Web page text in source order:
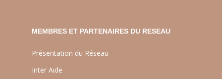
MEMBRES ET PARTENAIRES DU RESEAU
Présentation du Réseau
Inter Aide